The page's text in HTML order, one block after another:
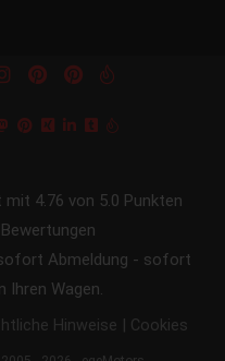
mit 4.76 von 5.0 Punkten
Bewertungen
Abmeldung - sofort
Ihren Wagen.
Hinweise | Cookies